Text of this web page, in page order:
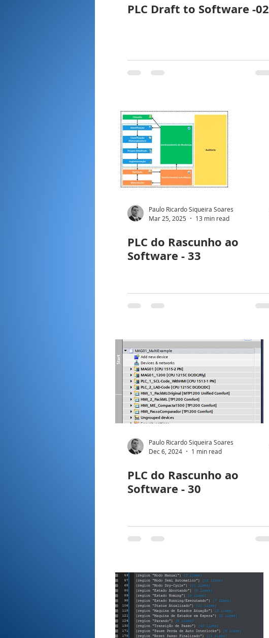
PLC Draft to Software -02
Paulo Ricardo Siqueira Soares
Mar 25, 2025
13 min read
PLC do Rascunho ao
Software - 33
Paulo Ricardo Siqueira Soares
Dec 6, 2024
1 min read
PLC do Rascunho ao
Software - 30